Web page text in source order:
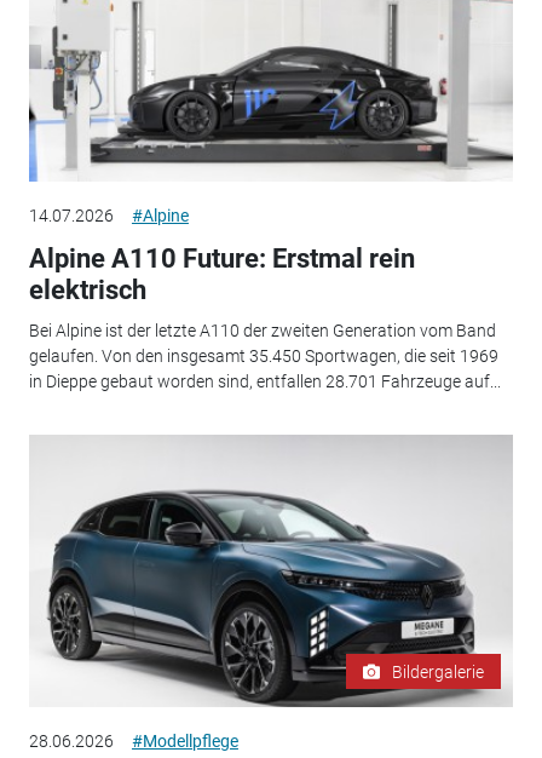
14.07.2026 #Alpine
Alpine A110 Future: Erstmal rein
elektrisch
Bei Alpine ist der letzte A110 der zweiten Generation vom Band
gelaufen. Von den insgesamt 35.450 Sportwagen, die seit 1969
in Dieppe gebaut worden sind, entfallen 28.701 Fahrzeuge auf...
Bildergalerie
28.06.2026 #Modellpflege